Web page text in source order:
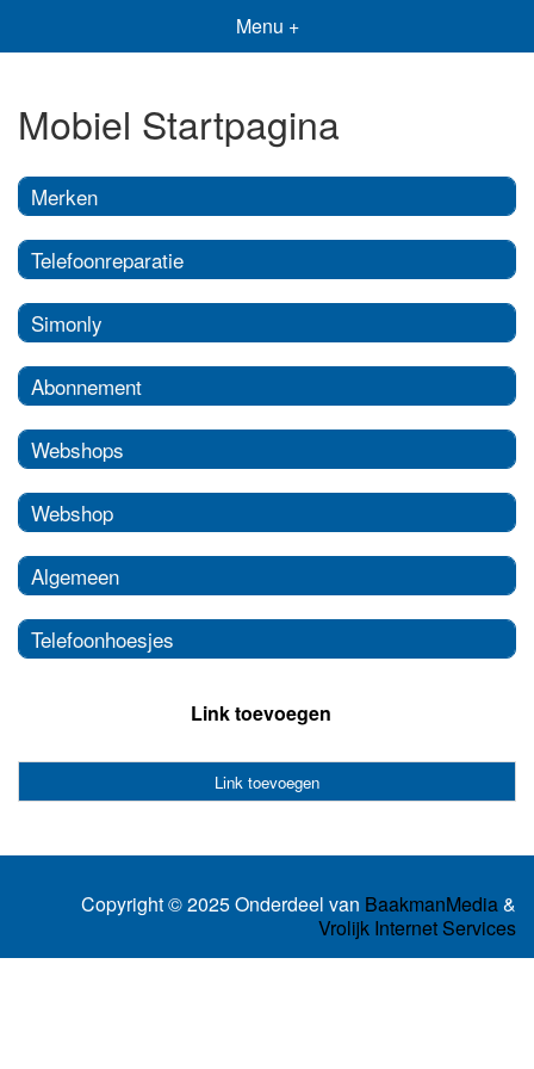
Menu +
Mobiel Startpagina
Merken
Telefoonreparatie
Simonly
Abonnement
Webshops
Webshop
Algemeen
Telefoonhoesjes
Link toevoegen
Link toevoegen
Copyright © 2025 Onderdeel van BaakmanMedia&
Vrolijk Internet Services